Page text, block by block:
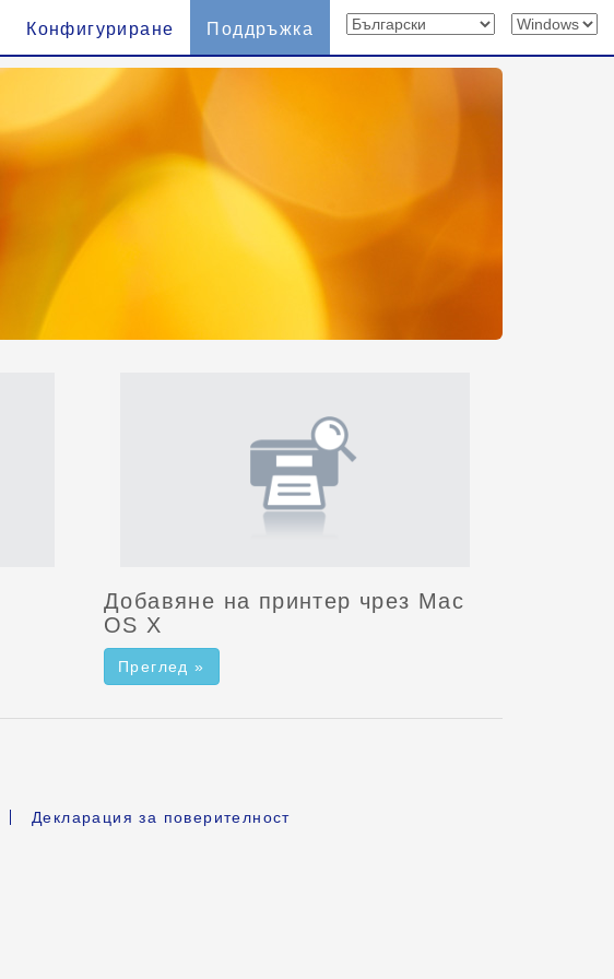
Конфигуриране Поддръжка
Добавяне на принтер чрез Mac
OS X
Преглед »
Декларация за поверителност